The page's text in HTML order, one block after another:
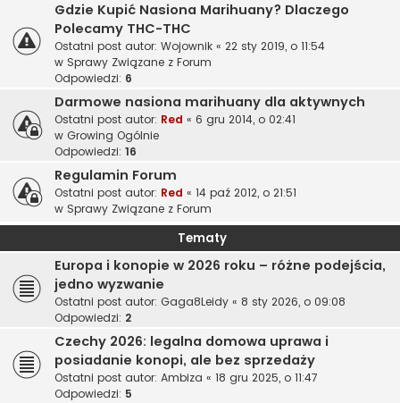
Gdzie Kupić Nasiona Marihuany? Dlaczego
Polecamy THC-THC
Ostatni post autor: Wojownik « 22 sty 2019, o 11:54
w Sprawy Związane z Forum
Odpowiedzi: 6
Darmowe nasiona marihuany dla aktywnych
Ostatni post autor: Red « 6 gru 2014, o 02:41
w Growing Ogólnie
Odpowiedzi: 16
Regulamin Forum
Ostatni post autor: Red « 14 paź 2012, o 21:51
w Sprawy Związane z Forum
Tematy
Europa i konopie w 2026 roku – różne podejścia,
jedno wyzwanie
Ostatni post autor: Gaga8Leidy « 8 sty 2026, o 09:08
Odpowiedzi: 2
Czechy 2026: legalna domowa uprawa i
posiadanie konopi, ale bez sprzedaży
Ostatni post autor: Ambiza « 18 gru 2025, o 11:47
Odpowiedzi: 5